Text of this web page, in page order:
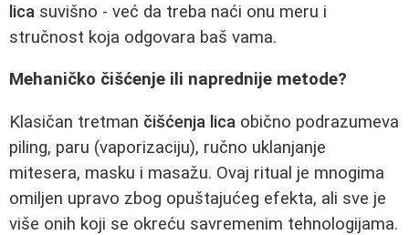
lica suvišno - već da treba naći onu meru i
stručnost koja odgovara baš vama.
Mehaničko čišćenje ili naprednije metode?
Klasičan tretman čišćenja lica obično podrazumeva
piling, paru (vaporizaciju), ručno uklanjanje
mitesera, masku i masažu. Ovaj ritual je mnogima
omiljen upravo zbog opuštajućeg efekta, ali sve je
više onih koji se okreću savremenim tehnologijama.